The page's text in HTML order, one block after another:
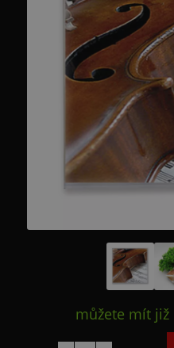
můžete mít již